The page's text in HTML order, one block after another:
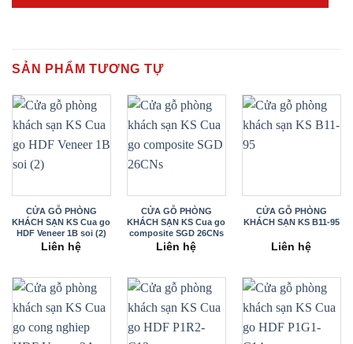
SẢN PHẨM TƯƠNG TỰ
CỬA GỖ PHÒNG
KHÁCH SẠN KS Cua go
HDF Veneer 1B soi (2)
Liên hệ
CỬA GỖ PHÒNG
KHÁCH SẠN KS Cua go
composite SGD 26CNs
Liên hệ
CỬA GỖ PHÒNG
KHÁCH SẠN KS B11-95
Liên hệ